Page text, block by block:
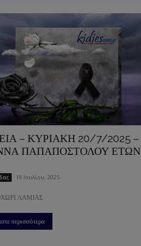
– ΚΥΡΙΑΚΗ 20/7/2025 –
ΠΑΠΑΠΟΣΤΟΛΟΥ ΕΤΩΝ
19 Ιουλίου, 2025
ΛΑΜΙΑΣ
περισσότερα